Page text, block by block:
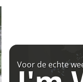
Voor de echte